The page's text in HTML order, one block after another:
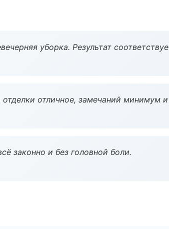
уборка. Результат
отличное, замечаний минимум
законно и без головной боли.